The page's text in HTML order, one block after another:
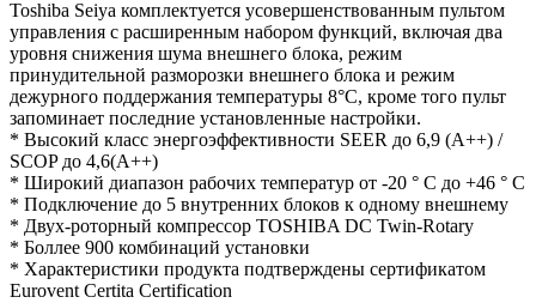
Toshiba Seiya комплектуется усовершенствованным пультом
управления с расширенным набором функций, включая два
уровня снижения шума внешнего блока, режим
принудительной разморозки внешнего блока и режим
дежурного поддержания температуры 8°С, кроме того пульт
запоминает последние установленные настройки.
* Высокий класс энергоэффективности SEER до 6,9 (A++) /
SCOP до 4,6(А++)
* Широкий диапазон рабочих температур от -20 ° C до +46 ° C
* Подключение до 5 внутренних блоков к одному внешнему
* Двух-роторный компрессор TOSHIBA DC Twin-Rotary
* Боллее 900 комбинаций установки
* Характеристики продукта подтверждены сертификатом
Eurovent Certita Certification